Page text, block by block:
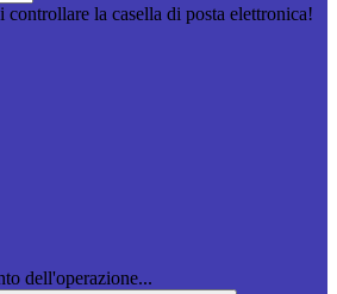
la casella di posta elettronica!
dell'operazione...